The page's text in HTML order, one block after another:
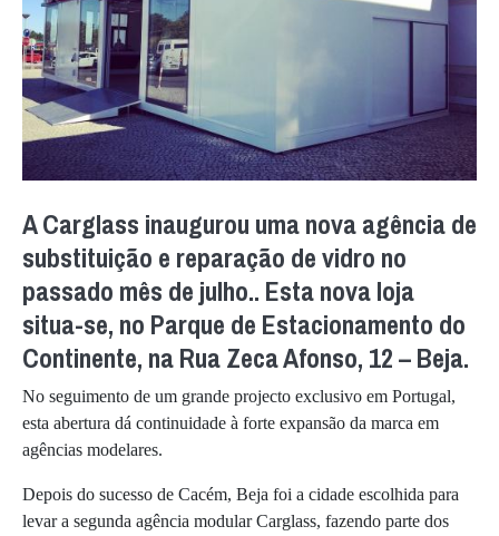
A Carglass inaugurou uma nova agência de
substituição e reparação de vidro no
passado mês de julho.. Esta nova loja
situa-se, no Parque de Estacionamento do
Continente, na Rua Zeca Afonso, 12 – Beja.
No seguimento de um grande projecto exclusivo em Portugal,
esta abertura dá continuidade à forte expansão da marca em
agências modelares.
Depois do sucesso de Cacém, Beja foi a cidade escolhida para
levar a segunda agência modular Carglass, fazendo parte dos